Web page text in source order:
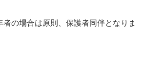
は原則、保護者同伴となりま